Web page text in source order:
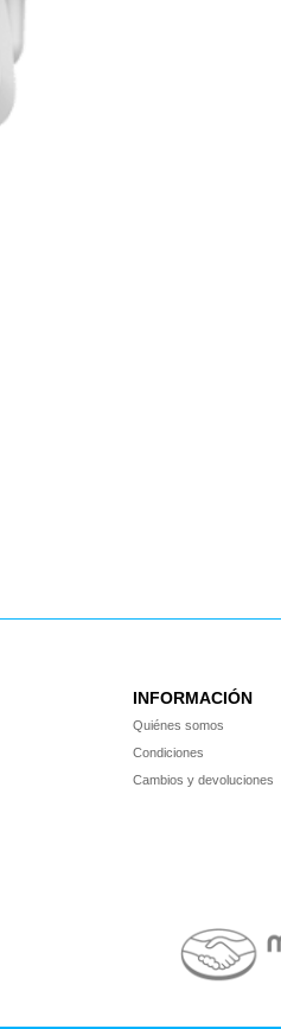
INFORMACIÓN
Quiénes somos
Condiciones
Cambios y devoluciones